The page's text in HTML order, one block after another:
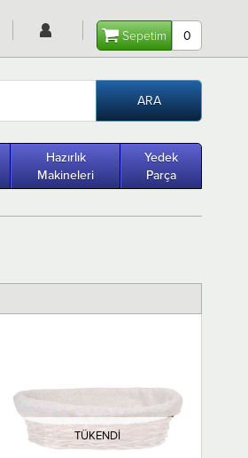
Sepetim 0
Hazırlık
Makineleri
Yedek
Parça
TÜKENDI